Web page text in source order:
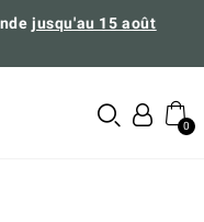
jusqu'au 15 août